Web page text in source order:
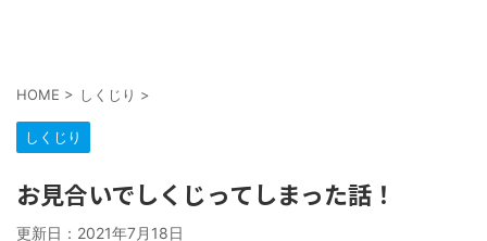
HOME > しくじり >
しくじり
お見合いでしくじってしまった話！
更新日： 2021年7月18日